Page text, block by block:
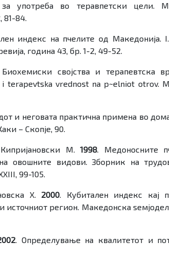
употреба во теравпетски цели.
81-84.
индекс на пчелите од Македонија.
година 43, бр. 1-2, 49-52.
својства и терапевтска
i terapevtska vrednost na p~elniot otrov.
и неговата практична примена во
– Скопје, 90.
М.1998. Медоносните
овошните видови. Зборник на
99-105.
Х. 2000. Кубитален индекс кај
источниот регион. Македонска
. Определување на квалитетот и